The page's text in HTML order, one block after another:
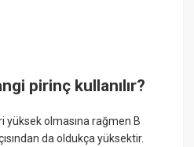
pirinç kullanılır?
yüksek olmasına rağmen B
da oldukça yüksektir.